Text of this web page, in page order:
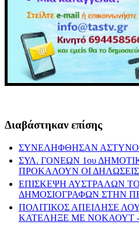
Διαβάστηκαν επίσης
ΣΥΝΕΛΗΦΘΗΣΑΝ
ΣΥΛ. ΓΟΝΕΩΝ 1ου
ΠΡΟΚΑΛΟΥΝ ΟΙ
ΕΠΙΣΚΕΨΗ ΑΥΣΤΡΑΛΩΝ
ΔΗΜΟΣΙΟΓΡΑΦΩΝ ΣΤΗΝ
ΠΟΛΙΤΙΚΟΣ ΑΠΕΙΛΗΣΕ
ΚΑΤΕΛΗΞΕ ΜΕ ΝΟΚΑΟΥΤ -